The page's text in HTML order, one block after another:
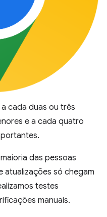
cada duas ou três
e a cada quatro
das pessoas
atualizações só chegam
testes
manuais.